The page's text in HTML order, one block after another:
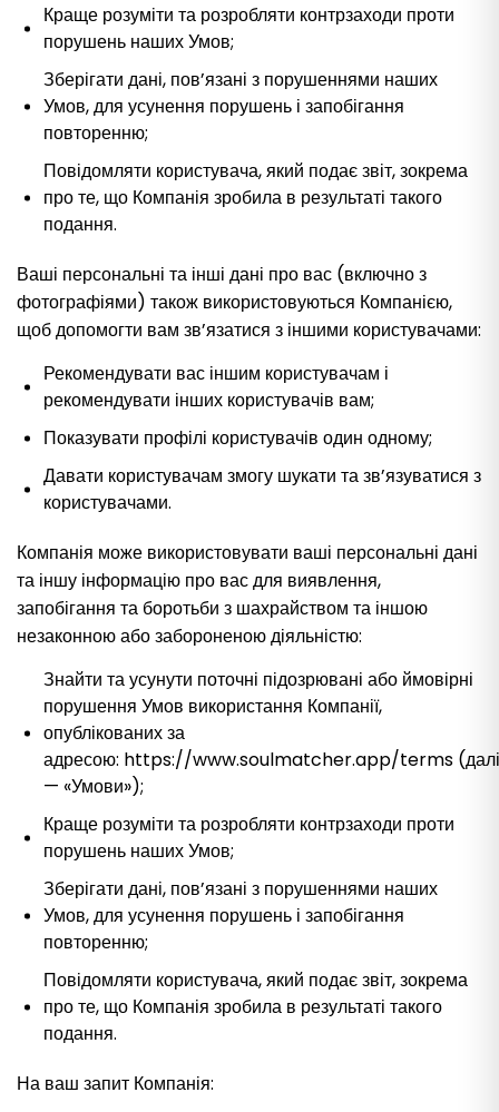
Краще розуміти та розробляти контрзаходи проти
порушень наших Умов;
Зберігати дані, пов’язані з порушеннями наших
Умов, для усунення порушень і запобігання
повторенню;
Повідомляти користувача, який подає звіт, зокрема
про те, що Компанія зробила в результаті такого
подання.
Ваші персональні та інші дані про вас (включно з
фотографіями) також використовуються Компанією,
щоб допомогти вам зв’язатися з іншими користувачами:
Рекомендувати вас іншим користувачам і
рекомендувати інших користувачів вам;
Показувати профілі користувачів один одному;
Давати користувачам змогу шукати та зв’язуватися з
користувачами.
Компанія може використовувати ваші персональні дані
та іншу інформацію про вас для виявлення,
запобігання та боротьби з шахрайством та іншою
незаконною або забороненою діяльністю:
Знайти та усунути поточні підозрювані або ймовірні
порушення Умов використання Компанії,
опублікованих за
адресою: https://www.soulmatcher.app/terms (далі
— «Умови»);
Краще розуміти та розробляти контрзаходи проти
порушень наших Умов;
Зберігати дані, пов’язані з порушеннями наших
Умов, для усунення порушень і запобігання
повторенню;
Повідомляти користувача, який подає звіт, зокрема
про те, що Компанія зробила в результаті такого
подання.
На ваш запит Компанія: